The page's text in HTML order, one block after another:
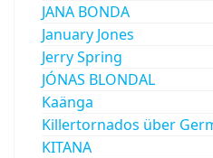
JANA BONDA
January Jones
Jerry Spring
JÓNAS BLONDAL
Kaänga
Killertornados über
KITANA